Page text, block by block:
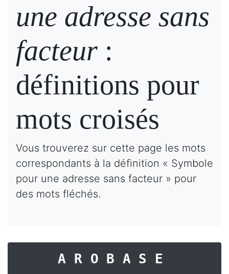
une adresse sans
facteur :
définitions pour
mots croisés
Vous trouverez sur cette page les mots
correspondants à la définition « Symbole
pour une adresse sans facteur » pour
des mots fléchés.
AROBASE